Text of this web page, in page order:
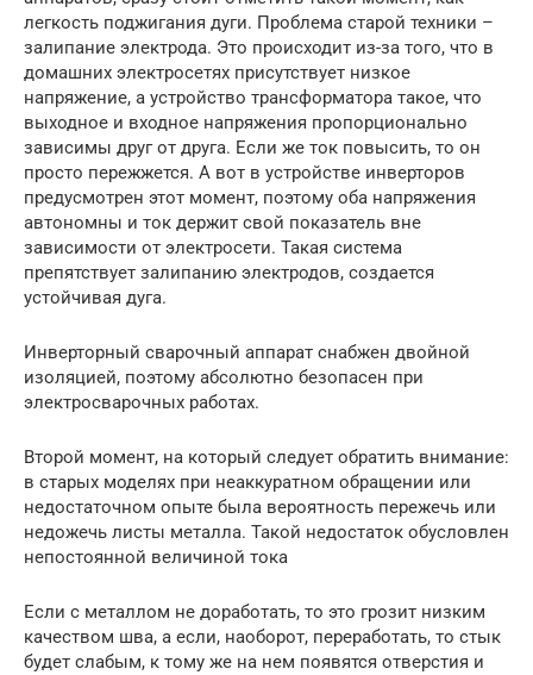
легкость поджигания дуги. Проблема старой техники –
залипание электрода. Это происходит из-за того, что в
домашних электросетях присутствует низкое
напряжение, а устройство трансформатора такое, что
выходное и входное напряжения пропорционально
зависимы друг от друга. Если же ток повысить, то он
просто пережжется. А вот в устройстве инверторов
предусмотрен этот момент, поэтому оба напряжения
автономны и ток держит свой показатель вне
зависимости от электросети. Такая система
препятствует залипанию электродов, создается
устойчивая дуга.
Инверторный сварочный аппарат снабжен двойной
изоляцией, поэтому абсолютно безопасен при
электросварочных работах.
Второй момент, на который следует обратить внимание:
в старых моделях при неаккуратном обращении или
недостаточном опыте была вероятность пережечь или
недожечь листы металла. Такой недостаток обусловлен
непостоянной величиной тока
Если с металлом не доработать, то это грозит низким
качеством шва, а если, наоборот, переработать, то стык
будет слабым, к тому же на нем появятся отверстия и